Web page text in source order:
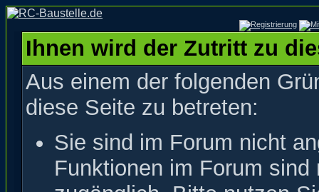
Ihnen wird der Zutritt zu
Aus einem der folgenden
diese Seite zu betreten:
Sie sind im Forum nicht
Funktionen im Forum